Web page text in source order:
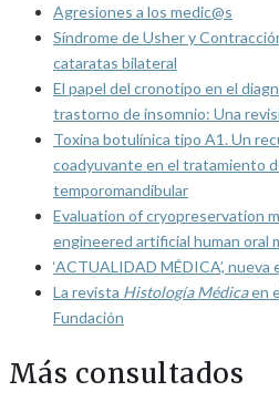
Agresiones a los medic@s
Síndrome de Usher y
cataratas bilateral
El papel del cronotipo en el
trastorno de insomnio: Una
Toxina botulínica tipo A1. Un
coadyuvante en el tratamiento
temporomandibular
Evaluation of cryopreservation
engineered artificial human oral
‘ACTUALIDAD MÉDICA’, nueva
La revista Histología Médicaen
Fundación
Más consultados